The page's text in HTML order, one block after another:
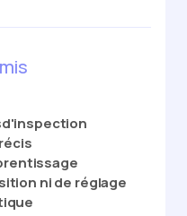
d'inspection
nide réglage